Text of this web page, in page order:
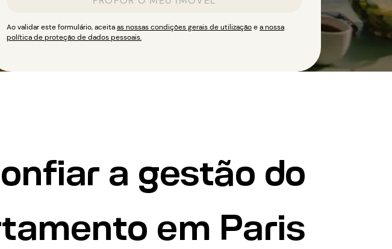
Ao validar este formulário, aceitaas nossas condições gerais de utilizaçãoea nossa
política de proteção de dados pessoais.
a gestão do
em Paris